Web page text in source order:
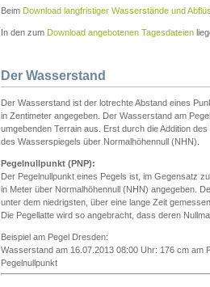
Beim Download langfristiger Wasserstände und
In den zum Download angebotenen Tagesdateien
Der Wasserstand
Der Wasserstand ist der lotrechte Abstand eines
in Zentimeter angegeben. Der Wasserstand am
umgebenden Terrain aus. Erst durch die Addition
des Wasserspiegels über Normalhöhennull (NHN).
Pegelnullpunkt (PNP):
Der Pegelnullpunkt eines Pegels ist, im Gegensatz
in Meter über Normalhöhennull (NHN) angegeben.
unter dem niedrigsten, über eine lange Zeit
Die Pegellatte wird so angebracht, dass deren
Beispiel am Pegel Dresden:
Wasserstand am 16.07.2013 08:00 Uhr: 176 cm am
Pegelnullpunkt